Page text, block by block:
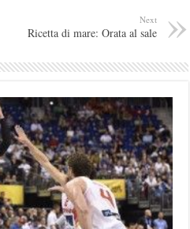
Next
Ricetta di mare: Orata al sale